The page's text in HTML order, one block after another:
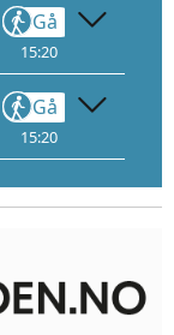
Gå
15:20
Gå
15:20